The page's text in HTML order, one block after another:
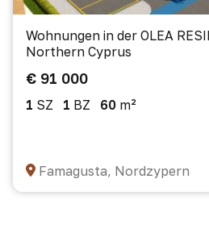
Wohnungen in der OLEA
Northern Cyprus
€ 91 000
1 SZ 1 BZ 60 m²
Famagusta, Nordzypern